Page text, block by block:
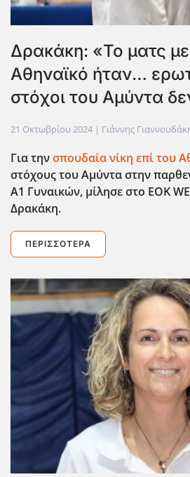
Δρακάκη: «Το ματς
Αθηναϊκό ήταν…
στόχοι του Αμύντα
21 Οκτωβρίου 2024 | Γιάννης
Για τηνσπουδαία νίκη επί του
στόχους του Αμύντα στην
Α1 Γυναικών, μίλησε στο EOK
Δρακάκη.
ΠΕΡΙΣΣΌΤΕΡΑ